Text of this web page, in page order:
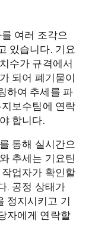
여러 조각으
있습니다. 기요
수가 규격에서
되어 폐기물이
하여 추세를 파
보수팀에 연락
합니다.
통해 실시간으
추세는 기요틴
업자가 확인할
. 공정 상태가
정지시키고 기
자에게 연락할